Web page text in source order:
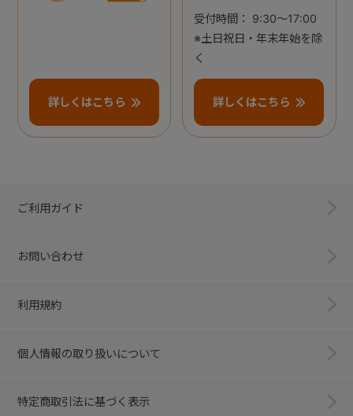
詳しくはこちら
受付時間： 9:30～17:00
※土日祝日・年末年始を除
く
詳しくはこちら
ご利用ガイド
お問い合わせ
利用規約
個人情報の取り扱いについて
特定商取引法に基づく表示